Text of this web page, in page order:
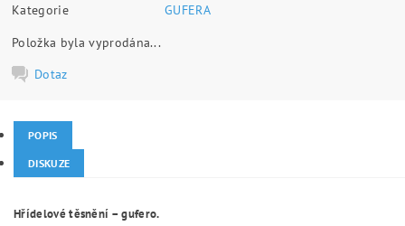
Kategorie
GUFERA
Položka byla vyprodána...
Dotaz
POPIS
DISKUZE
Hřídelové těsnění – gufero.